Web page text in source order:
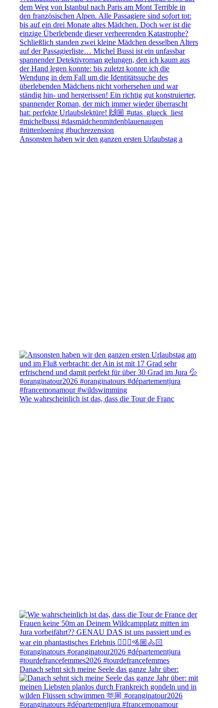
Ansonsten haben wir den ganzen ersten Urlaubstag a
Wie wahrscheinlich ist das, dass die Tour de Franc
Danach sehnt sich meine Seele das ganze Jahr über: